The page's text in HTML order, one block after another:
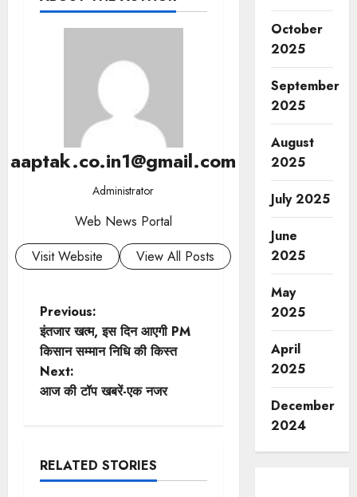
aaptak.co.in1@gmail.com
Administrator
Web News Portal
Visit Website
View All Posts
P
o
s
n
a
Previous:
इंतजार खत्म, इस दिन आएगी PM
किसान सम्मान निधि की किस्त
Next:
आज की टॉप खबरें-एक नजर
RELATED STORIES
October
2025
September
2025
August
2025
July 2025
June
2025
May
2025
April
2025
December
2024